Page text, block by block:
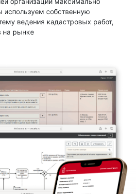
используем собственную
ведения кадастровых работ,
на рынке